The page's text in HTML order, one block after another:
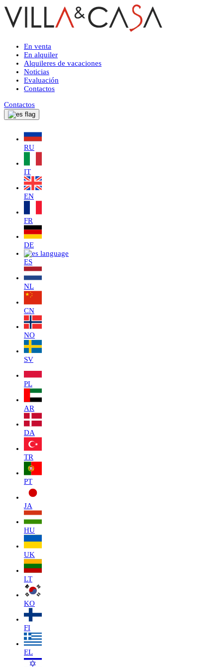
En venta
En alquiler
Alquileres de vacaciones
Noticias
Evaluación
Contactos
Contactos
RU
IT
EN
FR
DE
ES
NL
CN
NO
SV
PL
AR
DA
TR
PT
JA
HU
UK
LT
KO
FI
EL